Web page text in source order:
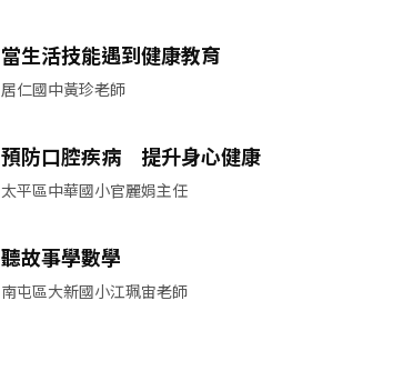
當生活技能遇到健康教育
居仁國中黃珍老師
預防口腔疾病 提升身心健康
太平區中華國小官麗娟主任
聽故事學數學
南屯區大新國小江珮宙老師